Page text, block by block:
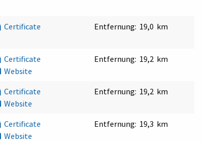
Certificate Entfernung: 19,0 km
Certificate
Website
Entfernung: 19,2 km
Certificate
Website
Entfernung: 19,2 km
Certificate
Website
Entfernung: 19,3 km